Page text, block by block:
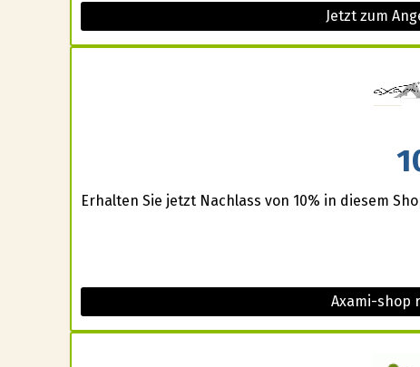
Jetzt zum
Erhalten Sie jetzt Nachlass von 10% in diesem
Axami-shop